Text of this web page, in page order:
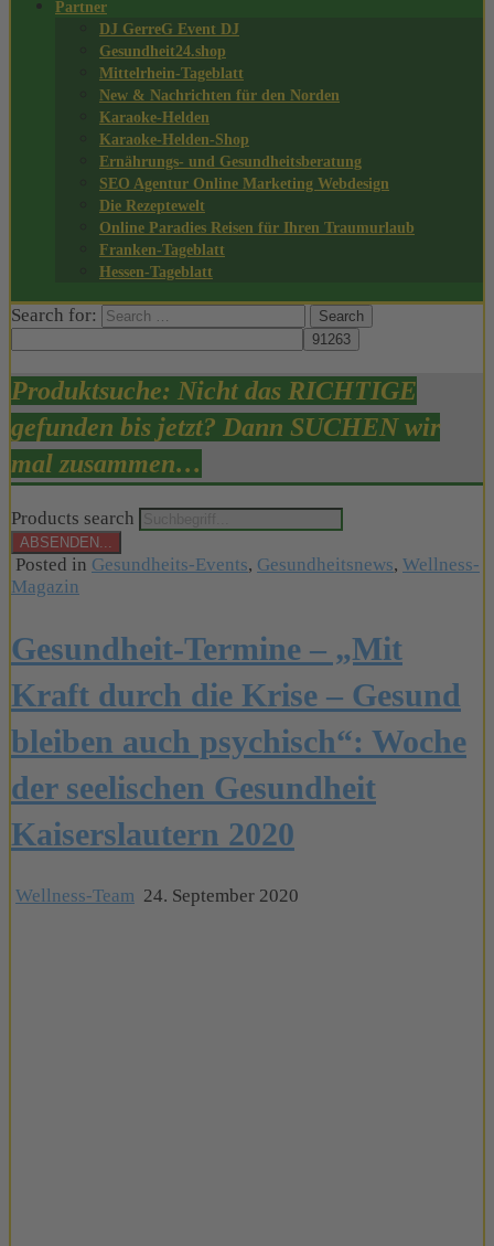
Partner
DJ GerreG Event DJ
Gesundheit24.shop
Mittelrhein-Tageblatt
New & Nachrichten für den Norden
Karaoke-Helden
Karaoke-Helden-Shop
Ernährungs- und Gesundheitsberatung
SEO Agentur Online Marketing Webdesign
Die Rezeptewelt
Online Paradies Reisen für Ihren Traumurlaub
Franken-Tageblatt
Hessen-Tageblatt
Search for:
Produktsuche: Nicht das RICHTIGE
gefunden bis jetzt? Dann SUCHEN wir
mal zusammen…
Products search
ABSENDEN...
Posted in Gesundheits-Events, Gesundheitsnews, Wellness-
Magazin
Gesundheit-Termine – „Mit
Kraft durch die Krise – Gesund
bleiben auch psychisch“: Woche
der seelischen Gesundheit
Kaiserslautern 2020
Wellness-Team 24. September 2020